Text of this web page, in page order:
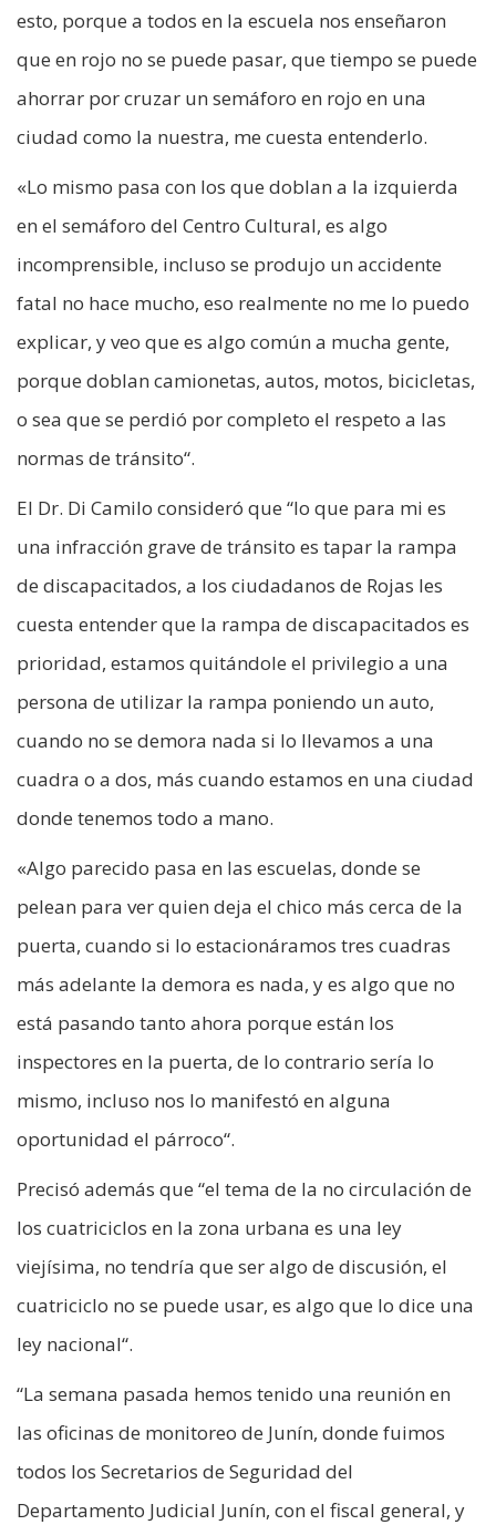
esto, porque a todos en la escuela nos enseñaron
que en rojo no se puede pasar, que tiempo se puede
ahorrar por cruzar un semáforo en rojo en una
ciudad como la nuestra, me cuesta entenderlo.
«Lo mismo pasa con los que doblan a la izquierda
en el semáforo del Centro Cultural, es algo
incomprensible, incluso se produjo un accidente
fatal no hace mucho, eso realmente no me lo puedo
explicar, y veo que es algo común a mucha gente,
porque doblan camionetas, autos, motos, bicicletas,
o sea que se perdió por completo el respeto a las
normas de tránsito“.
El Dr. Di Camilo consideró que “lo que para mi es
una infracción grave de tránsito es tapar la rampa
de discapacitados, a los ciudadanos de Rojas les
cuesta entender que la rampa de discapacitados es
prioridad, estamos quitándole el privilegio a una
persona de utilizar la rampa poniendo un auto,
cuando no se demora nada si lo llevamos a una
cuadra o a dos, más cuando estamos en una ciudad
donde tenemos todo a mano.
«Algo parecido pasa en las escuelas, donde se
pelean para ver quien deja el chico más cerca de la
puerta, cuando si lo estacionáramos tres cuadras
más adelante la demora es nada, y es algo que no
está pasando tanto ahora porque están los
inspectores en la puerta, de lo contrario sería lo
mismo, incluso nos lo manifestó en alguna
oportunidad el párroco“.
Precisó además que “el tema de la no circulación de
los cuatriciclos en la zona urbana es una ley
viejísima, no tendría que ser algo de discusión, el
cuatriciclo no se puede usar, es algo que lo dice una
ley nacional“.
“La semana pasada hemos tenido una reunión en
las oficinas de monitoreo de Junín, donde fuimos
todos los Secretarios de Seguridad del
Departamento Judicial Junín, con el fiscal general, y